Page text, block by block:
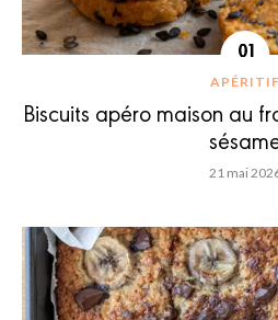
APÉRITIF
Biscuits apéro maison au
21 mai